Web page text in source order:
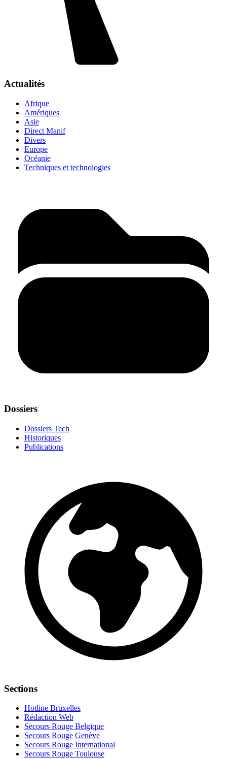
Actualités
Afrique
Amériques
Asie
Direct Manif
Divers
Europe
Océanie
Techniques et technologies
Dossiers
Dossiers Tech
Historiques
Publications
Sections
Hotline Bruxelles
Rédaction Web
Secours Rouge Belgique
Secours Rouge Genève
Secours Rouge International
Secours Rouge Toulouse